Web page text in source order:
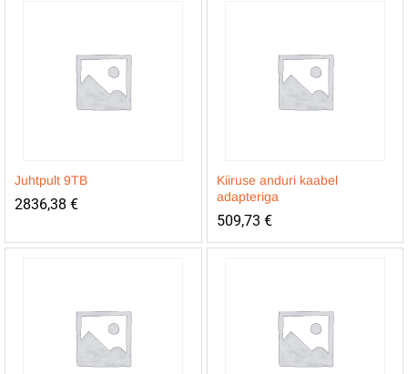
Juhtpult 9TB
2836,38 €
Kiiruse anduri kaabel
adapteriga
509,73 €